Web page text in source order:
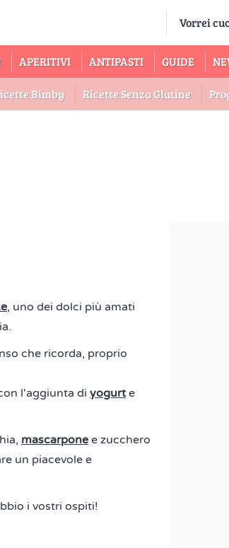
APERITIVI ANTIPASTI GUIDE
Bimby Ricette Senza Glutine
, uno dei dolci più amati
che ricorda, proprio
l'aggiunta di yogurte
mascarpone e zucchero
un piacevole e
i vostri ospiti!